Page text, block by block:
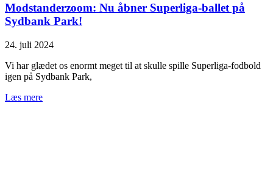
Modstanderzoom: Nu åbner Superliga-ballet på
Sydbank Park!
24. juli 2024
Vi har glædet os enormt meget til at skulle spille Superliga-fodbold
igen på Sydbank Park,
Læs mere